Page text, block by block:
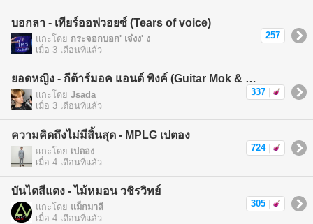
บอกลา - เทียร์ออฟวอยซ์ (Tears of voice)
แกะโดย กระจอกบอก' เจ๋งง' ง
เมื่อ 3 เดือนที่แล้ว
257
ยอดหญิง - กีต้าร์มอค แอนด์ พิงค์ (Guitar Mok & Pink)
แกะโดย Jsada
เมื่อ 3 เดือนที่แล้ว
337
ความคิดถึงไม่มีสิ้นสุด - MPLG เปตอง
แกะโดย เปตอง
เมื่อ 4 เดือนที่แล้ว
724
บันไดสีแดง - ไม้หมอน วชิรวิทย์
แกะโดย แม็กมาลี
เมื่อ 4 เดือนที่แล้ว
305